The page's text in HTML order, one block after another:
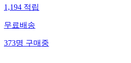
1,194적립
무료배송
373명구매중